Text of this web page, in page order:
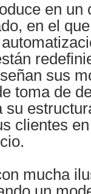
en un
en el
sus
toma de
su
clientes
mucha